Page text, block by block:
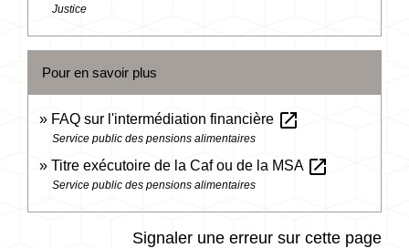
Justice
Pour en savoir plus
FAQ sur l'intermédiation financière open_in_new
Service public des pensions alimentaires
Titre exécutoire de la Caf ou de la MSA open_in_new
Service public des pensions alimentaires
Signaler une erreur sur cette page